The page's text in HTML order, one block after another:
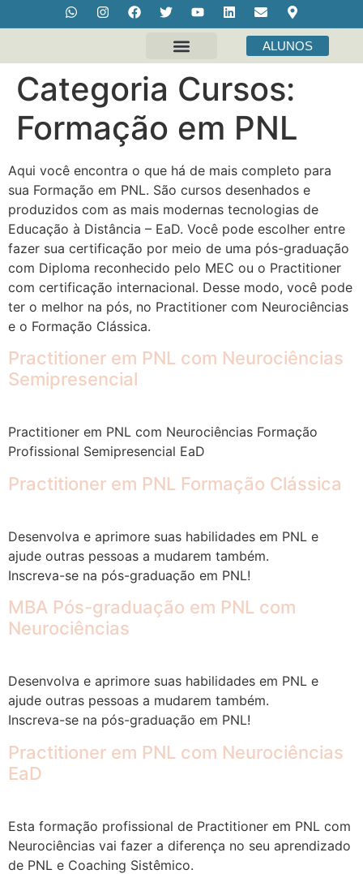
ALUNOS
Categoria Cursos:
Formação em PNL
Aqui você encontra o que há de mais completo para
sua Formação em PNL. São cursos desenhados e
produzidos com as mais modernas tecnologias de
Educação à Distância – EaD. Você pode escolher entre
fazer sua certificação por meio de uma pós-graduação
com Diploma reconhecido pelo MEC ou o Practitioner
com certificação internacional. Desse modo, você pode
ter o melhor na pós, no Practitioner com Neurociências
e o Formação Clássica.
Practitioner em PNL com Neurociências
Semipresencial
Practitioner em PNL com Neurociências Formação
Profissional Semipresencial EaD
Practitioner em PNL Formação Clássica
Desenvolva e aprimore suas habilidades em PNL e
ajude outras pessoas a mudarem também.
Inscreva-se na pós-graduação em PNL!
MBA Pós-graduação em PNL com
Neurociências
Desenvolva e aprimore suas habilidades em PNL e
ajude outras pessoas a mudarem também.
Inscreva-se na pós-graduação em PNL!
Practitioner em PNL com Neurociências
EaD
Esta formação profissional de Practitioner em PNL com
Neurociências vai fazer a diferença no seu aprendizado
de PNL e Coaching Sistêmico.